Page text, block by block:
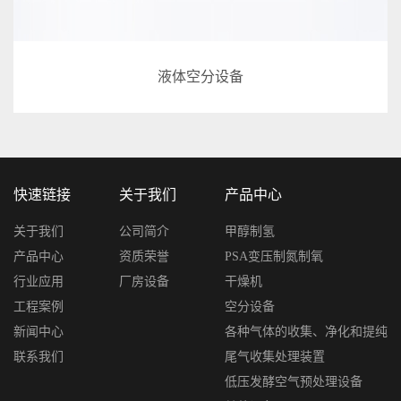
液体空分设备
快速链接
关于我们
产品中心
行业应用
工程案例
新闻中心
联系我们
关于我们
公司简介
资质荣誉
厂房设备
产品中心
甲醇制氢
PSA变压制氮制氧
干燥机
空分设备
各种气体的收集、净化和提纯
尾气收集处理装置
低压发酵空气预处理设备